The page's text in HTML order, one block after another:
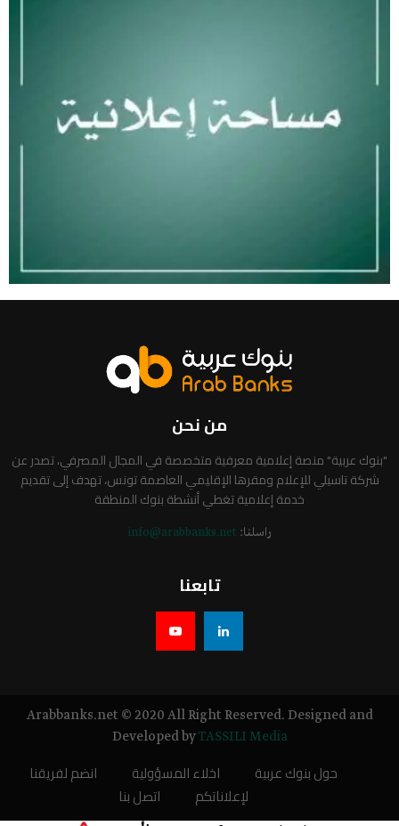
من نحن
"بنوك عربية" منصة إعلامية معرفية متخصصة في المجال المصرفي، تصدر عن
شركة تاسيلي للإعلام ومقرها الإقليمي العاصمة تونس، تهدف إلى تقديم
خدمة إعلامية تغطي أنشطة بنوك المنطقة
راسلنا: info@arabbanks.net
تابعنا
Arabbanks.net © 2020 All Right Reserved. Designed and
Developed byTASSILI Media
حول بنوك عربية اخلاء المسؤولية
انضم لفريقنا
لإعلاناتكم
اتصل بنا